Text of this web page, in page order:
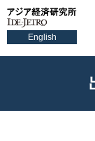
English